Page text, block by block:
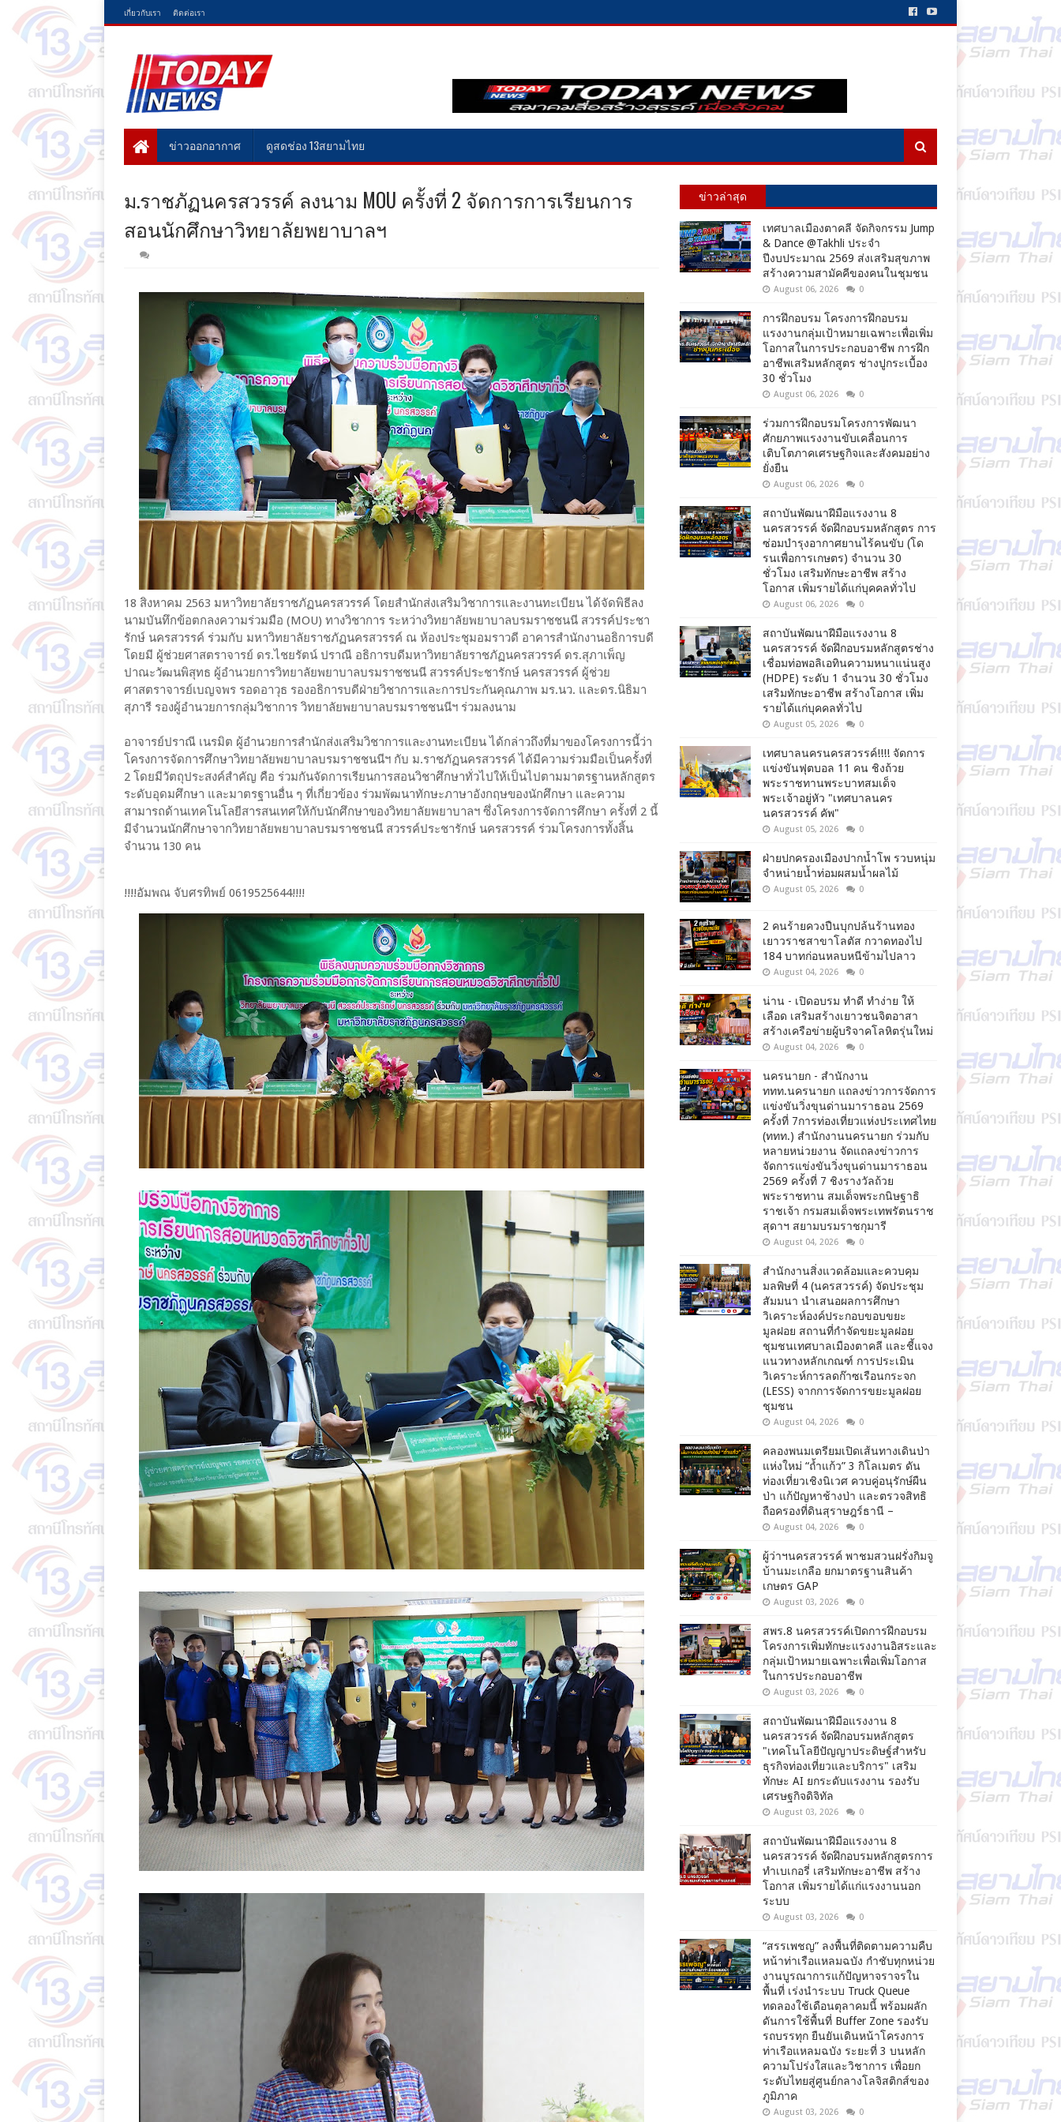
เกี่ยวกับเรา ติดต่อเรา
ข่าวออกอากาศ ดูสดช่อง 13สยามไทย
ม.ราชภัฏนครสวรรค์ ลงนาม MOU ครั้งที่ 2 จัดการการเรียนการ
สอนนักศึกษาวิทยาลัยพยาบาลฯ
18 สิงหาคม 2563 มหาวิทยาลัยราชภัฏนครสวรรค์ โดยสำนักส่งเสริมวิชาการและงานทะเบียน ได้จัดพิธีลง
นามบันทึกข้อตกลงความร่วมมือ (MOU) ทางวิชาการ ระหว่างวิทยาลัยพยาบาลบรมราชชนนี สวรรค์ประชา
รักษ์ นครสวรรค์ ร่วมกับ มหาวิทยาลัยราชภัฏนครสวรรค์ ณ ห้องประชุมอมราวดี อาคารสำนักงานอธิการบดี
โดยมี ผู้ช่วยศาสตราจารย์ ดร.ไชยรัตน์ ปราณี อธิการบดีมหาวิทยาลัยราชภัฏนครสวรรค์ ดร.สุภาเพ็ญ
ปาณะวัฒนพิสุทธ ผู้อำนวยการวิทยาลัยพยาบาลบรมราชชนนี สวรรค์ประชารักษ์ นครสวรรค์ ผู้ช่วย
ศาสตราจารย์เบญจพร รอดอาวุธ รองอธิการบดีฝ่ายวิชาการและการประกันคุณภาพ มร.นว. และดร.นิธิมา
สุภารี รองผู้อำนวยการกลุ่มวิชาการ วิทยาลัยพยาบาลบรมราชชนนีฯ ร่วมลงนาม
อาจารย์ปราณี เนรมิต ผู้อำนวยการสำนักส่งเสริมวิชาการและงานทะเบียน ได้กล่าวถึงที่มาของโครงการนี้ว่า
โครงการจัดการศึกษาวิทยาลัยพยาบาลบรมราชชนนีฯ กับ ม.ราชภัฏนครสวรรค์ ได้มีความร่วมมือเป็นครั้งที่
2 โดยมีวัตถุประสงค์สำคัญ คือ ร่วมกันจัดการเรียนการสอนวิชาศึกษาทั่วไปให้เป็นไปตามมาตรฐานหลักสูตร
ระดับอุดมศึกษา และมาตรฐานอื่น ๆ ที่เกี่ยวข้อง ร่วมพัฒนาทักษะภาษาอังกฤษของนักศึกษา และความ
สามารถด้านเทคโนโลยีสารสนเทศให้กับนักศึกษาของวิทยาลัยพยาบาลฯ ซึ่งโครงการจัดการศึกษา ครั้งที่ 2 นี้
มีจำนวนนักศึกษาจากวิทยาลัยพยาบาลบรมราชชนนี สวรรค์ประชารักษ์ นครสวรรค์ ร่วมโครงการทั้งสิ้น
จำนวน 130 คน
!!!!อัมพณ จับศรทิพย์ 0619525644!!!!
ข่าวล่าสุด
เทศบาลเมืองตาคลี จัดกิจกรรม Jump
& Dance @Takhli ประจำ
ปีงบประมาณ 2569 ส่งเสริมสุขภาพ
สร้างความสามัคคีของคนในชุมชน
August 06, 2026 0
การฝึกอบรม โครงการฝึกอบรม
แรงงานกลุ่มเป้าหมายเฉพาะเพื่อเพิ่ม
โอกาสในการประกอบอาชีพ การฝึก
อาชีพเสริมหลักสูตร ช่างปูกระเบื้อง
30 ชั่วโมง
August 06, 2026 0
ร่วมการฝึกอบรมโครงการพัฒนา
ศักยภาพแรงงานขับเคลื่อนการ
เติบโตภาคเศรษฐกิจและสังคมอย่าง
ยั่งยืน
August 06, 2026 0
สถาบันพัฒนาฝีมือแรงงาน 8
นครสวรรค์ จัดฝึกอบรมหลักสูตร การ
ซ่อมบำรุงอากาศยานไร้คนขับ (โด
รนเพื่อการเกษตร) จำนวน 30
ชั่วโมง เสริมทักษะอาชีพ สร้าง
โอกาส เพิ่มรายได้แก่บุคคลทั่วไป
August 06, 2026 0
สถาบันพัฒนาฝีมือแรงงาน 8
นครสวรรค์ จัดฝึกอบรมหลักสูตรช่าง
เชื่อมท่อพอลิเอทินความหนาแน่นสูง
(HDPE) ระดับ 1 จำนวน 30 ชั่วโมง
เสริมทักษะอาชีพ สร้างโอกาส เพิ่ม
รายได้แก่บุคคลทั่วไป
August 05, 2026 0
เทศบาลนครนครสวรรค์!!!! จัดการ
แข่งขันฟุตบอล 11 คน ชิงถ้วย
พระราชทานพระบาทสมเด็จ
พระเจ้าอยู่หัว "เทศบาลนคร
นครสวรรค์ คัพ"
August 05, 2026 0
ฝ่ายปกครองเมืองปากน้ำโพ รวบหนุ่ม
จำหน่ายน้ำท่อมผสมน้ำผลไม้
August 05, 2026 0
2 คนร้ายควงปืนบุกปล้นร้านทอง
เยาวราชสาขาโลตัส กวาดทองไป
184 บาทก่อนหลบหนีข้ามไปลาว
August 04, 2026 0
น่าน - เปิดอบรม ทำดี ทำง่าย ให้
เลือด เสริมสร้างเยาวชนจิตอาสา
สร้างเครือข่ายผู้บริจาคโลหิตรุ่นใหม่
August 04, 2026 0
นครนายก - สำนักงาน
ททท.นครนายก แถลงข่าวการจัดการ
แข่งขันวิ่งขุนด่านมาราธอน 2569
ครั้งที่ 7การท่องเที่ยวแห่งประเทศไทย
(ททท.) สำนักงานนครนายก ร่วมกับ
หลายหน่วยงาน จัดแถลงข่าวการ
จัดการแข่งขันวิ่งขุนด่านมาราธอน
2569 ครั้งที่ 7 ชิงรางวัลถ้วย
พระราชทาน สมเด็จพระกนิษฐาธิ
ราชเจ้า กรมสมเด็จพระเทพรัตนราช
สุดาฯ สยามบรมราชกุมารี
August 04, 2026 0
สำนักงานสิ่งแวดล้อมและควบคุม
มลพิษที่ 4 (นครสวรรค์) จัดประชุม
สัมมนา นำเสนอผลการศึกษา
วิเคราะห์องค์ประกอบขอบขยะ
มูลฝอย สถานที่กำจัดขยะมูลฝอย
ชุมชนเทศบาลเมืองตาคลี และชี้แจง
แนวทางหลักเกณฑ์ การประเมิน
วิเคราะห์การลดก๊าซเรือนกระจก
(LESS) จากการจัดการขยะมูลฝอย
ชุมชน
August 04, 2026 0
คลองพนมเตรียมเปิดเส้นทางเดินป่า
แห่งใหม่ “ถ้ำแก้ว” 3 กิโลเมตร ดัน
ท่องเที่ยวเชิงนิเวศ ควบคู่อนุรักษ์ผืน
ป่า แก้ปัญหาช้างป่า และตรวจสิทธิ
ถือครองที่ดินสุราษฎร์ธานี –
August 04, 2026 0
ผู้ว่าฯนครสวรรค์ พาชมสวนฝรั่งกิมจู
บ้านมะเกลือ ยกมาตรฐานสินค้า
เกษตร GAP
August 03, 2026 0
สพร.8 นครสวรรค์เปิดการฝึกอบรม
โครงการเพิ่มทักษะแรงงานอิสระและ
กลุ่มเป้าหมายเฉพาะเพื่อเพิ่มโอกาส
ในการประกอบอาชีพ
August 03, 2026 0
สถาบันพัฒนาฝีมือแรงงาน 8
นครสวรรค์ จัดฝึกอบรมหลักสูตร
"เทคโนโลยีปัญญาประดิษฐ์สำหรับ
ธุรกิจท่องเที่ยวและบริการ" เสริม
ทักษะ AI ยกระดับแรงงาน รองรับ
เศรษฐกิจดิจิทัล
August 03, 2026 0
สถาบันพัฒนาฝีมือแรงงาน 8
นครสวรรค์ จัดฝึกอบรมหลักสูตรการ
ทำเบเกอรี่ เสริมทักษะอาชีพ สร้าง
โอกาส เพิ่มรายได้แก่แรงงานนอก
ระบบ
August 03, 2026 0
“สรรเพชญ” ลงพื้นที่ติดตามความคืบ
หน้าท่าเรือแหลมฉบัง กำชับทุกหน่วย
งานบูรณาการแก้ปัญหาจราจรใน
พื้นที่ เร่งนำระบบ Truck Queue
ทดลองใช้เดือนตุลาคมนี้ พร้อมผลัก
ดันการใช้พื้นที่ Buffer Zone รองรับ
รถบรรทุก ยืนยันเดินหน้าโครงการ
ท่าเรือแหลมฉบัง ระยะที่ 3 บนหลัก
ความโปร่งใสและวิชาการ เพื่อยก
ระดับไทยสู่ศูนย์กลางโลจิสติกส์ของ
ภูมิภาค
August 03, 2026 0